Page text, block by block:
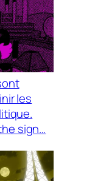
les
sign…